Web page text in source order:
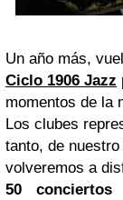
Un año más,
Ciclo 1906 Jazz
momentos de la
Los clubes
tanto, de
volveremos a
50 conciertos